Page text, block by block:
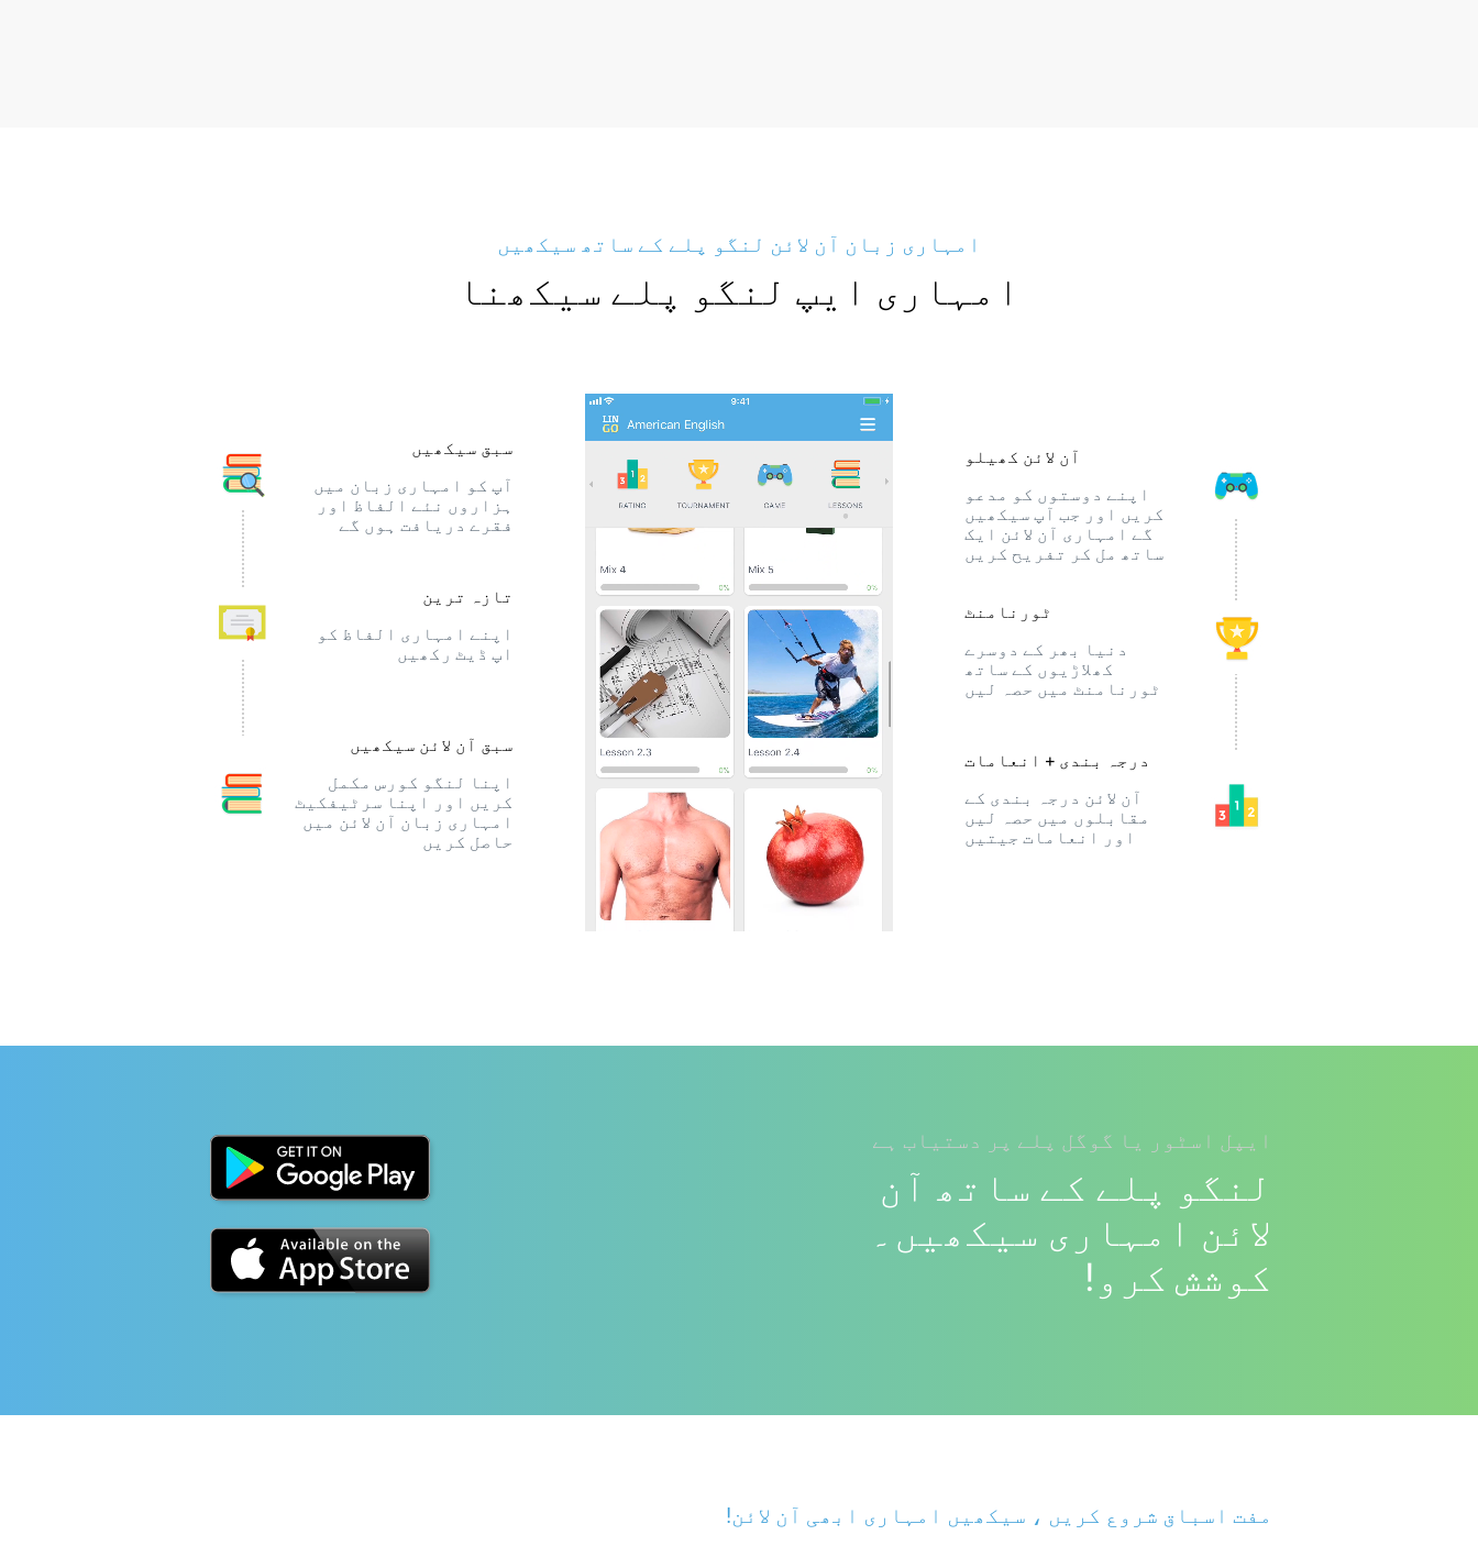
امہاری زبان آن لائن لنگو پلے کے ساتھ سیکھیں
امہاری ایپ لنگو پلے سیکھنا
آن لائن کھیلو
اپنے دوستوں کو مدعو
کریں اور جب آپ سیکھیں
گے امہاری آن لائن ایک
ساتھ مل کر تفریح ​​کریں
ٹورنامنٹ
دنیا بھر کے دوسرے
کھلاڑیوں کے ساتھ
ٹورنامنٹ میں حصہ لیں
درجہ بندی + انعامات
آن لائن درجہ بندی کے
مقابلوں میں حصہ لیں
اور انعامات جیتیں
سبق سیکھیں
آپ کو امہاری زبان میں
ہزاروں نئے الفاظ اور
فقرے دریافت ہوں گے
تازہ ترین
اپنے امہاری الفاظ کو
اپ ڈیٹ رکھیں
سبق آن لائن سیکھیں
اپنا لنگو کورس مکمل
کریں اور اپنا سرٹیفکیٹ
امہاری زبان آن لائن میں
حاصل کریں
ایپل اسٹور یا گوگل پلے پر دستیاب ہے
لنگو پلے کے ساتھ آن
لائن امہاری سیکھیں۔
کوشش کرو!
مفت اسباق شروع کریں ، سیکھیں امہاری ابھی آن لائن!